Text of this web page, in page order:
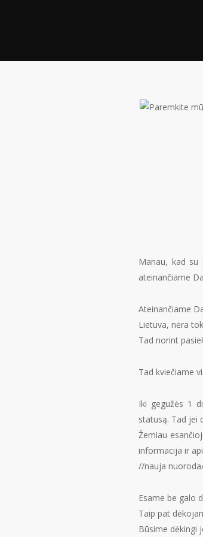
Manau, kad su
ateinančiame
Ateinančiame
Lietuva, nėra
Tad norint
Tad kviečiame
Iki gegužės 1
statusą. Tad jei
Žemiau
informacija ir
//nauja
Esame be galo
Taip pat
Būsime dėkingi